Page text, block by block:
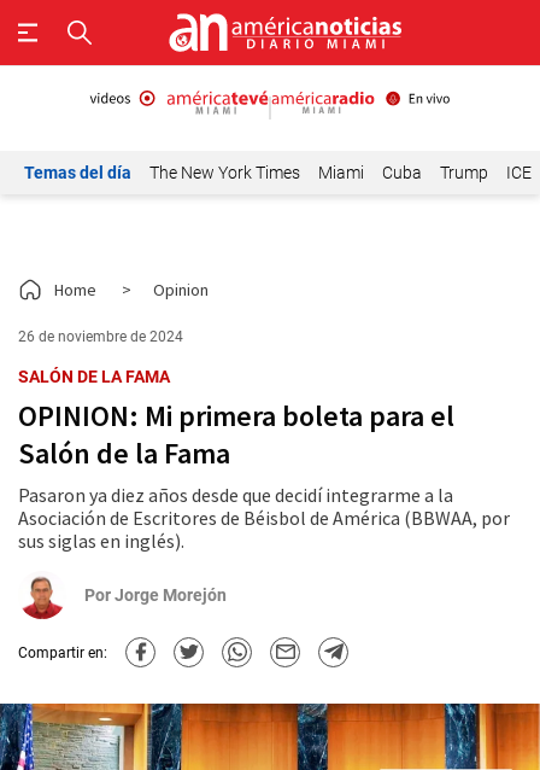
Temas del día The New York Times Miami Cuba Trump ICE
Home > Opinion
26 de noviembre de 2024
SALÓN DE LA FAMA
OPINION: Mi primera boleta para el
Salón de la Fama
Pasaron ya diez años desde que decidí integrarme a la
Asociación de Escritores de Béisbol de América (BBWAA, por
sus siglas en inglés).
PorJorge Morejón
Compartir en: